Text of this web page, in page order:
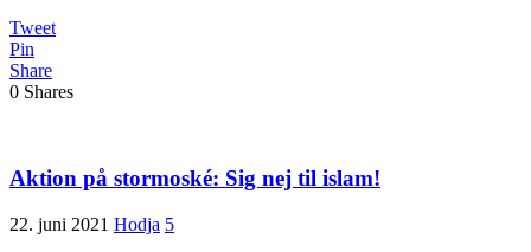
Tweet
Pin
Share
0 Shares
Aktion på stormoské: Sig nej til islam!
22. juni 2021 Hodja 5